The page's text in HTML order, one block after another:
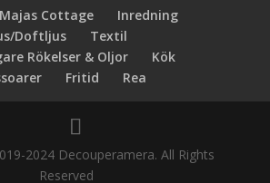
Majas Cottage
Inredning
Doftljus
Textil
Rökelser & Oljor
Kök
Fritid Rea
2024 Decouperamera. All Rights
Reserved